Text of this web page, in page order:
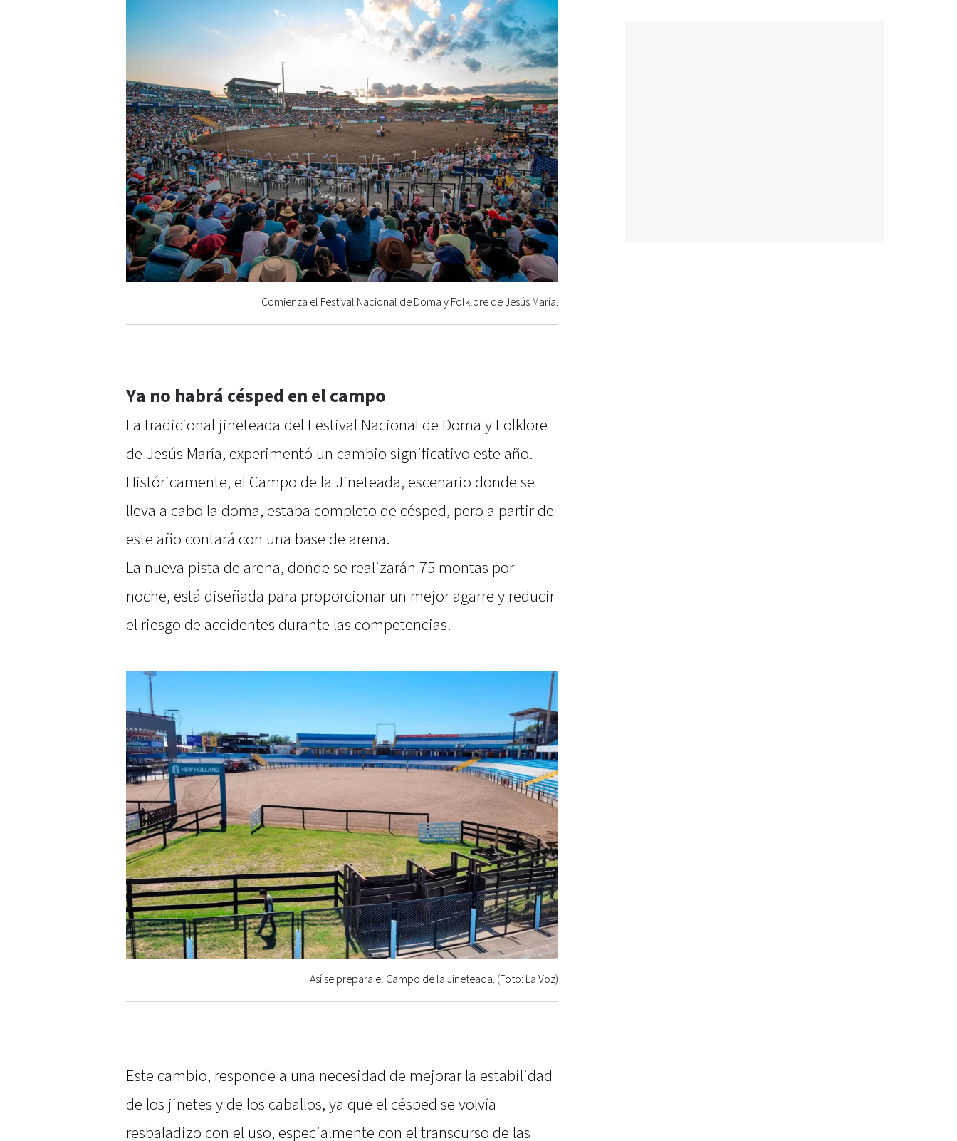
Comienza el Festival Nacional de Doma y Folklore de Jesús María.
Ya no habrá césped en el campo
La tradicional jineteada del Festival Nacional de Doma y Folklore
de Jesús María, experimentó un cambio significativo este año.
Históricamente, el Campo de la Jineteada, escenario donde se
lleva a cabo la doma, estaba completo de césped, pero a partir de
este año contará con una base de arena.
La nueva pista de arena, donde se realizarán 75 montas por
noche, está diseñada para proporcionar un mejor agarre y reducir
el riesgo de accidentes durante las competencias.
Así se prepara el Campo de la Jineteada. (Foto: La Voz)
Este cambio, responde a una necesidad de mejorar la estabilidad
de los jinetes y de los caballos, ya que el césped se volvía
resbaladizo con el uso, especialmente con el transcurso de las